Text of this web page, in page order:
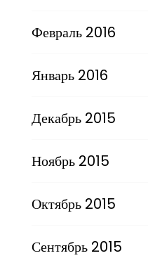
Февраль 2016
Январь 2016
Декабрь 2015
Ноябрь 2015
Октябрь 2015
Сентябрь 2015